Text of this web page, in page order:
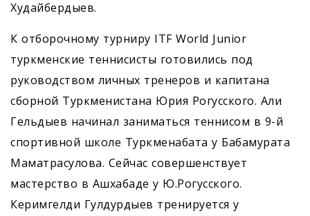
Худайбердыев.
К отборочному турниру ITF World Junior
туркменские теннисисты готовились под
руководством личных тренеров и капитана
сборной Туркменистана Юрия Рогусского. Али
Гельдыев начинал заниматься теннисом в 9-й
спортивной школе Туркменабата у Бабамурата
Маматрасулова. Сейчас совершенствует
мастерство в Ашхабаде у Ю.Рогусского.
Керимгелди Гулдурдыев тренируется у